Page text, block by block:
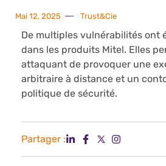
Mai 12, 2025 Trust&Cie
De multiples vulnérabilités ont
dans les produits Mitel. Elles
attaquant de provoquer une
arbitraire à distance et un
politique de sécurité.
Partager :